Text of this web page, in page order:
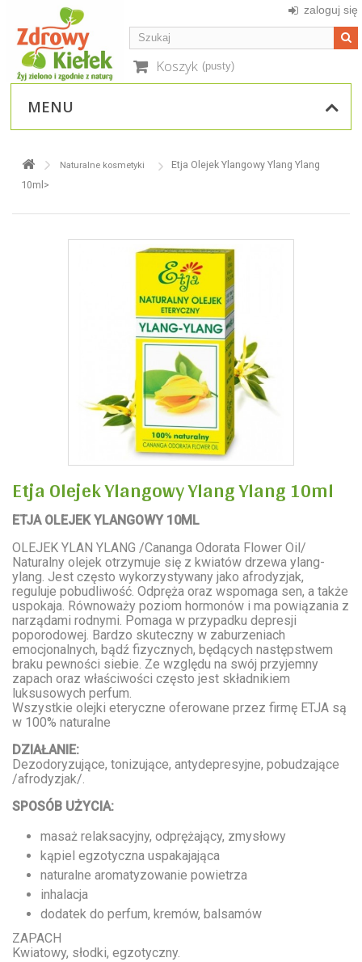
zaloguj się
Koszyk (pusty)
MENU
Naturalne kosmetyki
Etja Olejek Ylangowy Ylang Ylang
10ml>
Etja Olejek Ylangowy Ylang Ylang 10ml
ETJA OLEJEK YLANGOWY 10ML
OLEJEK YLAN YLANG /Cananga Odorata Flower Oil/
Naturalny olejek otrzymuje się z kwiatów drzewa ylang-
ylang. Jest często wykorzystywany jako afrodyzjak,
reguluje pobudliwość. Odpręża oraz wspomaga sen, a także
uspokaja. Równoważy poziom hormonów i ma powiązania z
narządami rodnymi. Pomaga w przypadku depresji
poporodowej. Bardzo skuteczny w zaburzeniach
emocjonalnych, bądź fizycznych, będących następstwem
braku pewności siebie. Ze względu na swój przyjemny
zapach oraz właściwości często jest składnikiem
luksusowych perfum.
Wszystkie olejki eteryczne oferowane przez firmę ETJA są
w 100% naturalne
DZIAŁANIE:
Dezodoryzujące, tonizujące, antydepresyjne, pobudzające
/afrodyzjak/.
SPOSÓB UŻYCIA:
masaż relaksacyjny, odprężający, zmysłowy
kąpiel egzotyczna uspakajająca
naturalne aromatyzowanie powietrza
inhalacja
dodatek do perfum, kremów, balsamów
ZAPACH
Kwiatowy, słodki, egzotyczny.